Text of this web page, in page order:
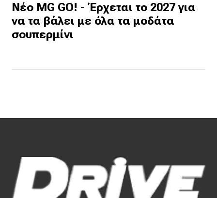
Νέο MG GO! - Έρχεται το 2027 για
να τα βάλει με όλα τα μοδάτα
σουπερμίνι